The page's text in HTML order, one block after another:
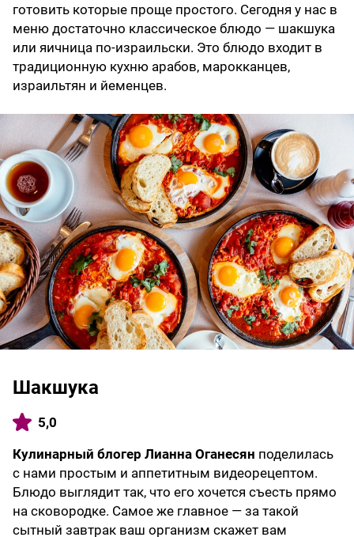
готовить которые проще простого. Сегодня у нас в
меню достаточно классическое блюдо — шакшука
или яичница по-израильски. Это блюдо входит в
традиционную кухню арабов, марокканцев,
израильтян и йеменцев.
Шакшука
5,0
Кулинарный блогер Лианна Оганесян поделилась
с нами простым и аппетитным видеорецептом.
Блюдо выглядит так, что его хочется съесть прямо
на сковородке. Самое же главное — за такой
сытный завтрак ваш организм скажет вам